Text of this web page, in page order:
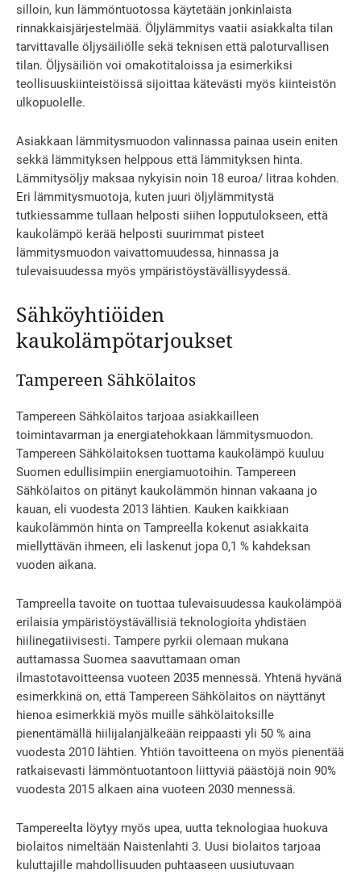
silloin, kun lämmöntuotossa käytetään jonkinlaista
rinnakkaisjärjestelmää. Öljylämmitys vaatii asiakkalta tilan
tarvittavalle öljysäiliölle sekä teknisen että paloturvallisen
tilan. Öljysäiliön voi omakotitaloissa ja esimerkiksi
teollisuuskiinteistöissä sijoittaa kätevästi myös kiinteistön
ulkopuolelle.
Asiakkaan lämmitysmuodon valinnassa painaa usein eniten
sekkä lämmityksen helppous että lämmityksen hinta.
Lämmitysöljy maksaa nykyisin noin 18 euroa/ litraa kohden.
Eri lämmitysmuotoja, kuten juuri öljylämmitystä
tutkiessamme tullaan helposti siihen lopputulokseen, että
kaukolämpö kerää helposti suurimmat pisteet
lämmitysmuodon vaivattomuudessa, hinnassa ja
tulevaisuudessa myös ympäristöystävällisyydessä.
Sähköyhtiöiden
kaukolämpötarjoukset
Tampereen Sähkölaitos
Tampereen Sähkölaitos tarjoaa asiakkailleen
toimintavarman ja energiatehokkaan lämmitysmuodon.
Tampereen Sähkölaitoksen tuottama kaukolämpö kuuluu
Suomen edullisimpiin energiamuotoihin. Tampereen
Sähkölaitos on pitänyt kaukolämmön hinnan vakaana jo
kauan, eli vuodesta 2013 lähtien. Kauken kaikkiaan
kaukolämmön hinta on Tampreella kokenut asiakkaita
miellyttävän ihmeen, eli laskenut jopa 0,1 % kahdeksan
vuoden aikana.
Tampreella tavoite on tuottaa tulevaisuudessa kaukolämpöä
erilaisia ympäristöystävällisiä teknologioita yhdistäen
hiilinegatiivisesti. Tampere pyrkii olemaan mukana
auttamassa Suomea saavuttamaan oman
ilmastotavoitteensa vuoteen 2035 mennessä. Yhtenä hyvänä
esimerkkinä on, että Tampereen Sähkölaitos on näyttänyt
hienoa esimerkkiä myös muille sähkölaitoksille
pienentämällä hiilijalanjälkeään reippaasti yli 50 % aina
vuodesta 2010 lähtien. Yhtiön tavoitteena on myös pienentää
ratkaisevasti lämmöntuotantoon liittyviä päästöjä noin 90%
vuodesta 2015 alkaen aina vuoteen 2030 mennessä.
Tampereelta löytyy myös upea, uutta teknologiaa huokuva
biolaitos nimeltään Naistenlahti 3. Uusi biolaitos tarjoaa
kuluttajille mahdollisuuden puhtaaseen uusiutuvaan